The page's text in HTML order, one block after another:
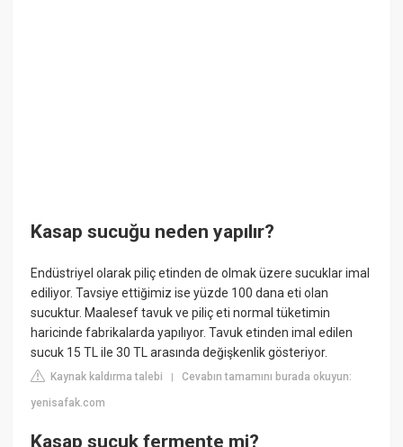
Kasap sucuğu neden yapılır?
Endüstriyel olarak piliç etinden de olmak üzere sucuklar imal
ediliyor. Tavsiye ettiğimiz ise yüzde 100 dana eti olan
sucuktur. Maalesef tavuk ve piliç eti normal tüketimin
haricinde fabrikalarda yapılıyor. Tavuk etinden imal edilen
sucuk 15 TL ile 30 TL arasında değişkenlik gösteriyor.
Kaynak kaldırma talebi |Cevabın tamamını burada okuyun:
yenisafak.com
Kasap sucuk fermente mi?